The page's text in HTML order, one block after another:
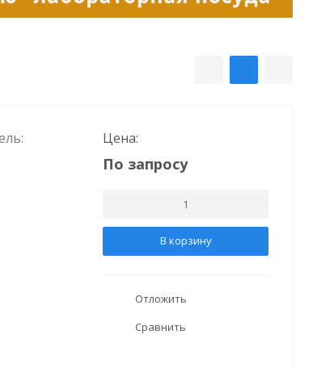
Цена:
По запросу
В корзину
Отложить
Сравнить